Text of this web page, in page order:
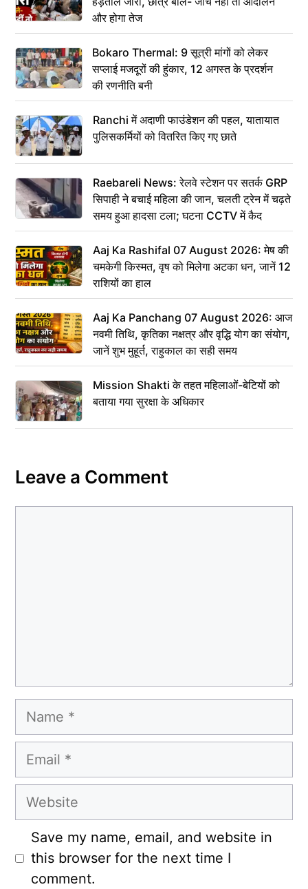
और होगा तेज
Bokaro Thermal: 9 सूत्री मांगों को लेकर
सप्लाई मजदूरों की हुंकार, 12 अगस्त के प्रदर्शन
की रणनीति बनी
Ranchi में अदाणी फाउंडेशन की पहल, यातायात
पुलिसकर्मियों को वितरित किए गए छाते
Raebareli News: रेलवे स्टेशन पर सतर्क GRP
सिपाही ने बचाई महिला की जान, चलती ट्रेन में चढ़ते
समय हुआ हादसा टला; घटना CCTV में कैद
Aaj Ka Rashifal 07 August 2026: मेष की
चमकेगी किस्मत, वृष को मिलेगा अटका धन, जानें 12
राशियों का हाल
Aaj Ka Panchang 07 August 2026: आज
नवमी तिथि, कृतिका नक्षत्र और वृद्धि योग का संयोग,
जानें शुभ मुहूर्त, राहुकाल का सही समय
Mission Shakti के तहत महिलाओं-बेटियों को
बताया गया सुरक्षा के अधिकार
Leave a Comment
Name
Email
Website
Save my name, email, and website in
this browser for the next time I
comment.